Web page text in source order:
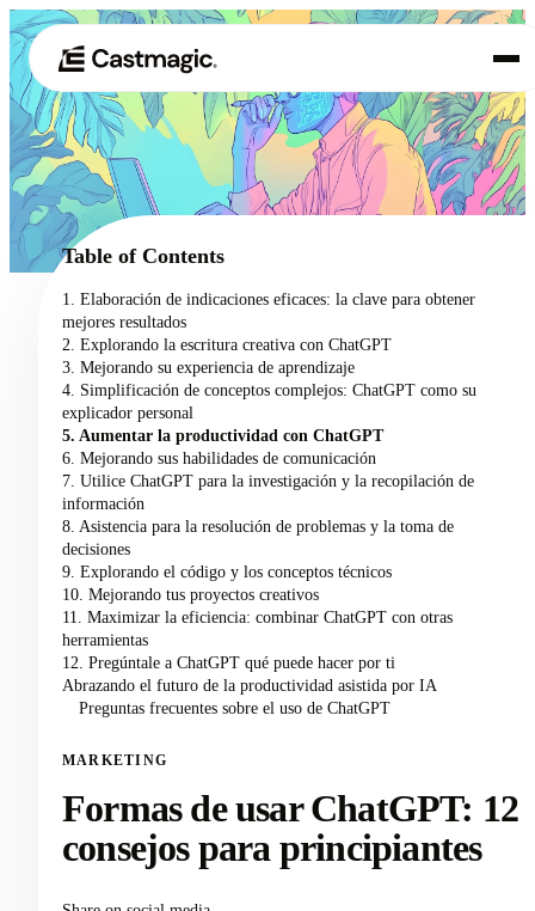
01 Producto
Casos de uso
Precios
Acerca de nosotros
Table of Contents
1. Elaboración de indicaciones eficaces: la clave para obtener
mejores resultados
2. Explorando la escritura creativa con ChatGPT
3. Mejorando su experiencia de aprendizaje
4. Simplificación de conceptos complejos: ChatGPT como su
explicador personal
5. Aumentar la productividad con ChatGPT
6. Mejorando sus habilidades de comunicación
7. Utilice ChatGPT para la investigación y la recopilación de
información
8. Asistencia para la resolución de problemas y la toma de
decisiones
9. Explorando el código y los conceptos técnicos
10. Mejorando tus proyectos creativos
11. Maximizar la eficiencia: combinar ChatGPT con otras
herramientas
12. Pregúntale a ChatGPT qué puede hacer por ti
Abrazando el futuro de la productividad asistida por IA
Preguntas frecuentes sobre el uso de ChatGPT
MARKETING
Formas de usar ChatGPT: 12
consejos para principiantes